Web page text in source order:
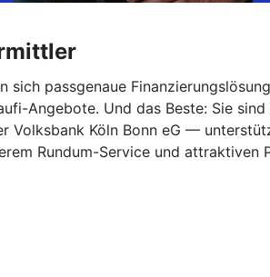
sich passgenaue
Angebote. Und das Beste: Sie
Köln Bonn eG —
Rundum-Service und attraktiven